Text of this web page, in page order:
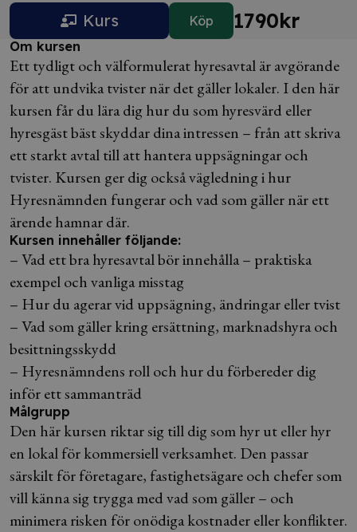
Kurs Köp 1790kr
Om kursen
Ett tydligt och välformulerat hyresavtal är avgörande
för att undvika tvister när det gäller lokaler. I den här
kursen får du lära dig hur du som hyresvärd eller
hyresgäst bäst skyddar dina intressen – från att skriva
ett starkt avtal till att hantera uppsägningar och
tvister. Kursen ger dig också vägledning i hur
Hyresnämnden fungerar och vad som gäller när ett
ärende hamnar där.
Kursen innehåller följande:
– Vad ett bra hyresavtal bör innehålla – praktiska
exempel och vanliga misstag
– Hur du agerar vid uppsägning, ändringar eller tvist
– Vad som gäller kring ersättning, marknadshyra och
besittningsskydd
– Hyresnämndens roll och hur du förbereder dig
inför ett sammanträd
Målgrupp
Den här kursen riktar sig till dig som hyr ut eller hyr
en lokal för kommersiell verksamhet. Den passar
särskilt för företagare, fastighetsägare och chefer som
vill känna sig trygga med vad som gäller – och
minimera risken för onödiga kostnader eller konflikter.